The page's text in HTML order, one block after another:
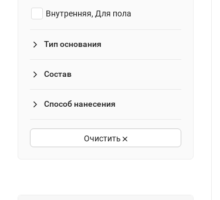
Внутренняя, Для пола
Тип основания
Состав
Способ нанесения
Очистить